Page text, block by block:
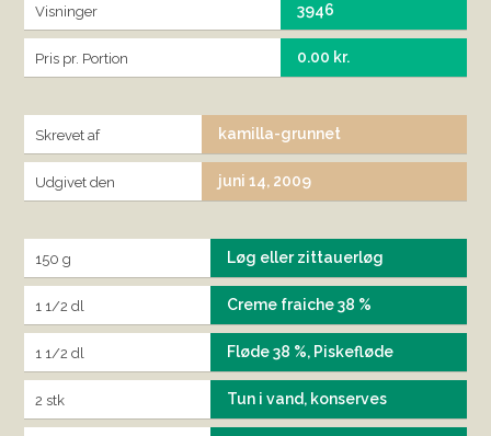
Visninger 3946
Pris pr. Portion 0.00 kr.
Skrevet af kamilla-grunnet
Udgivet den juni 14, 2009
150 g Løg eller zittauerløg
1 1/2 dl Creme fraiche 38 %
1 1/2 dl Fløde 38 %, Piskefløde
2 stk Tun i vand, konserves